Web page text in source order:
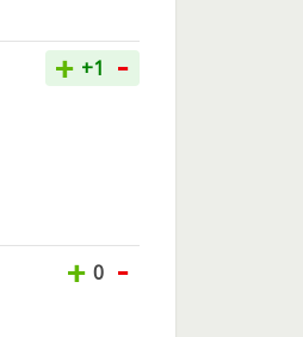
+ +1 -
+ 0 -